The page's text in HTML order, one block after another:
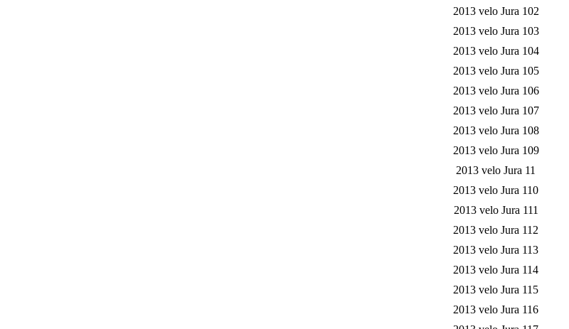
2013 velo Jura 102
2013 velo Jura 103
2013 velo Jura 104
2013 velo Jura 105
2013 velo Jura 106
2013 velo Jura 107
2013 velo Jura 108
2013 velo Jura 109
2013 velo Jura 11
2013 velo Jura 110
2013 velo Jura 111
2013 velo Jura 112
2013 velo Jura 113
2013 velo Jura 114
2013 velo Jura 115
2013 velo Jura 116